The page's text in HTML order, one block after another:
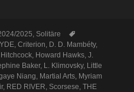
2025, Solitäre
,Criterion, D. D. Mambéty,
Hitchcock, Howard Hawks,J.
Baker, L. Klimovsky, Little
Niang, Martial Arts, Myriam
, RED RIVER, Scorsese,THE